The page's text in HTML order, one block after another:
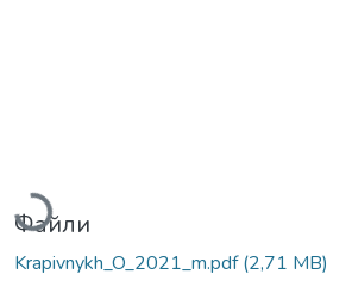
Вантажиться...
Файли
Krapivnykh_O_2021_m.pdf(2,71 MB)